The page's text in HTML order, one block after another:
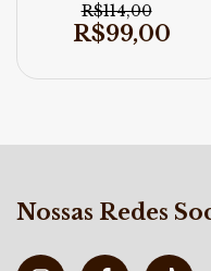
R$114,00
R$99,00
Nossas Redes